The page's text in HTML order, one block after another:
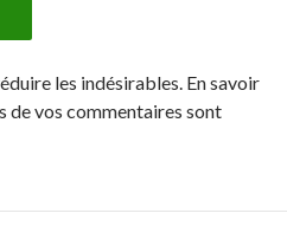
les indésirables. En savoir
de vos commentaires sont